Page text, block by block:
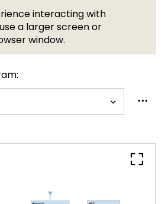
interacting with
a larger screen or
window.